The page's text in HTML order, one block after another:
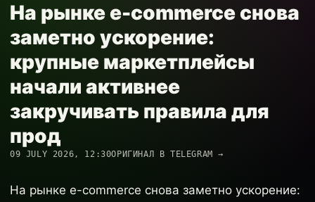
На рынке e-commerce снова
заметно ускорение:
крупные маркетплейсы
начали активнее
закручивать правила для
прод
09 JULY 2026, 12:30ОРИГИНАЛ В TELEGRAM →
На рынке e-commerce снова заметно ускорение: